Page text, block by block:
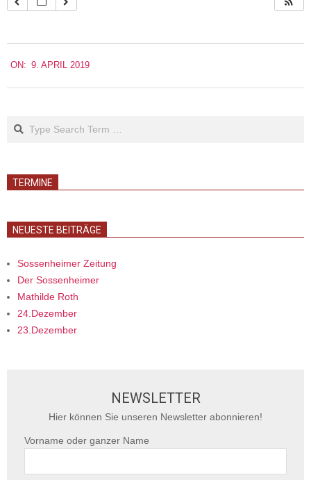
04-
09
ON: 9. APRIL 2019
TERMINE
NEUESTE BEITRÄGE
Sossenheimer Zeitung
Der Sossenheimer
Mathilde Roth
24.Dezember
23.Dezember
NEWSLETTER
Hier können Sie unseren Newsletter abonnieren!
Vorname oder ganzer Name